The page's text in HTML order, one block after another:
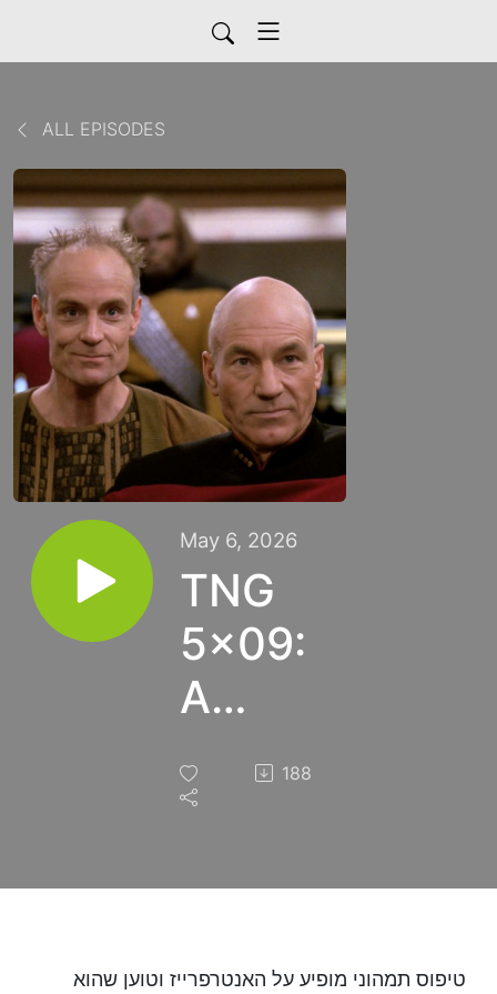
ALL EPISODES
May 6, 2026
TNG
5x09:
A
Matter
of
188
טיפוס תמהוני מופיע על האנטרפרייז וטוען שהוא